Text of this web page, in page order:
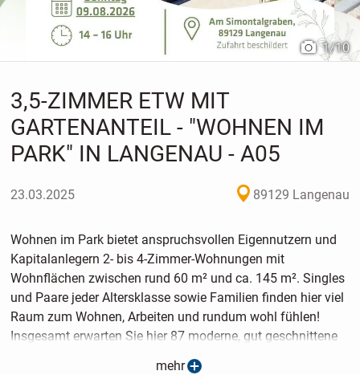
1/10
3,5-ZIMMER ETW MIT
GARTENANTEIL - "WOHNEN IM
PARK" IN LANGENAU - A05
23.03.2025 89129 Langenau
Wohnen im Park bietet anspruchsvollen Eigennutzern und
Kapitalanlegern 2- bis 4-Zimmer-Wohnungen mit
Wohnflächen zwischen rund 60 m² und ca. 145 m². Singles
und Paare jeder Altersklasse sowie Familien finden hier viel
Raum zum Wohnen, Arbeiten und rundum wohl fühlen!
Insgesamt erwarten Sie hier 87 moderne, gut geschnittene
und hochwertig ausgestattete Eigentumswohnungen in fünf
mehr